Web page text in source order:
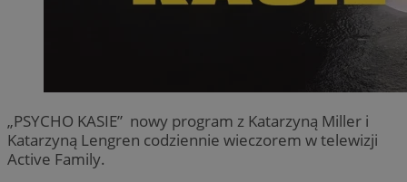
„PSYCHO KASIE” nowy program z Katarzyną Miller i
Katarzyną Lengren codziennie wieczorem w telewizji
Active Family.